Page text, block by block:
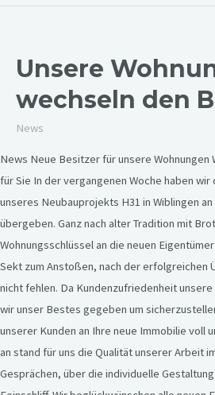
Unsere
wechseln den
News
News Neue Besitzer für unsere Wohnungen
für Sie In der vergangenen Woche haben wir
unseres Neubauprojekts H31 in Wiblingen
übergeben. Ganz nach alter Tradition mit
Wohnungsschlüssel an die neuen
Sekt zum Anstoßen, nach der erfolgreichen
nicht fehlen. Da Kundenzufriedenheit
wir unser Bestes gegeben um
unserer Kunden an Ihre neue Immobilie voll
an stand für uns die Qualität unserer Arbeit
Gesprächen, über die individuelle